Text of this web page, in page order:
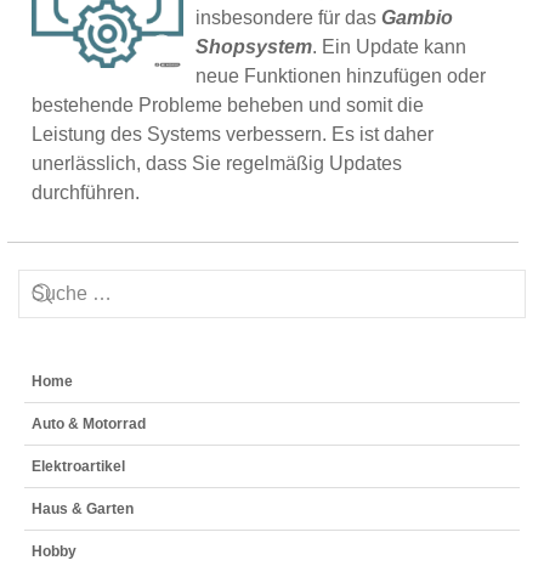
insbesondere für das Gambio
Shopsystem. Ein Update kann
neue Funktionen hinzufügen oder
bestehende Probleme beheben und somit die
Leistung des Systems verbessern. Es ist daher
unerlässlich, dass Sie regelmäßig Updates
durchführen.
Home
Auto & Motorrad
Elektroartikel
Haus & Garten
Hobby